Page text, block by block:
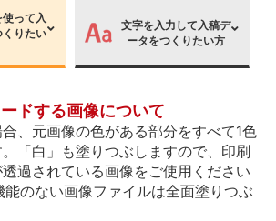
って入
りたい
文字を入力して入稿デ
ータをつくりたい方
ードする画像について
、元画像の色がある部分をすべて1色
「白」も塗りつぶしますので、印刷
過されている画像をご使用ください
のない画像ファイルは全面塗りつぶ